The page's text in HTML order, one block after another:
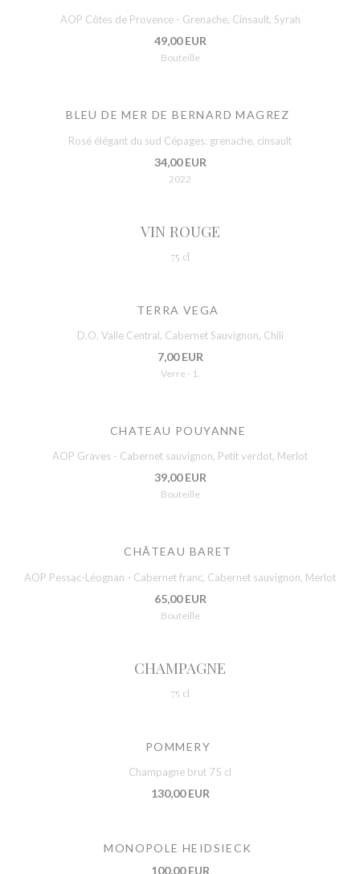
AOP Côtes de Provence - Grenache, Cinsault, Syrah
49,00 EUR
Bouteille
BLEU DE MER DE BERNARD MAGREZ
Rosé élégant du sud Cépages: grenache, cinsault
34,00 EUR
2022
VIN ROUGE
75 cl
TERRA VEGA
D.O. Valle Central, Cabernet Sauvignon, Chili
7,00 EUR
Verre - 1.
CHATEAU POUYANNE
AOP Graves - Cabernet sauvignon, Petit verdot, Merlot
39,00 EUR
Bouteille
CHÂTEAU BARET
AOP Pessac-Léognan - Cabernet franc, Cabernet sauvignon, Merlot
65,00 EUR
Bouteille
CHAMPAGNE
75 cl
POMMERY
Champagne brut 75 cl
130,00 EUR
MONOPOLE HEIDSIECK
100,00 EUR